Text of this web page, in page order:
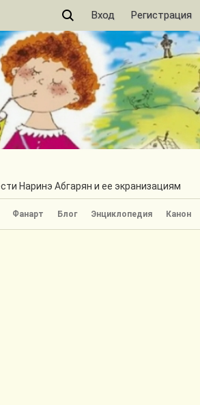
Вход Регистрация
Наринэ Абгарян и ее экранизациям
Фанарт Блог Энциклопедия Канон